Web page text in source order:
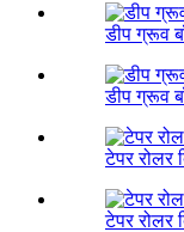
डीप ग्रूव
डीप ग्रूव
टेपर रोलर
टेपर रोलर